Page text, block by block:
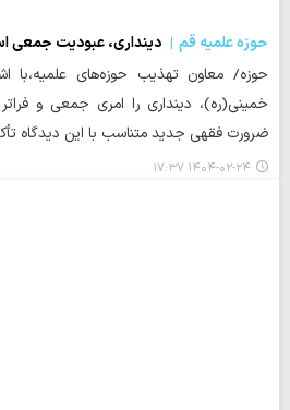
حوزه علمیه قم
دینداری، عبودیت جمعی
حوزه/ معاون تهذیب حوزه‌های علمیه،با
خمینی(ره)، دینداری را امری جمعی و
ضرورت فقهی جدید متناسب با این دیدگاه
۱۴۰۴-۰۲-۲۴ ۱۷:۳۷